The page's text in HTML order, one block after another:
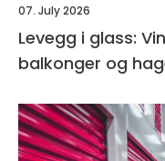
07. July 2026
Levegg i glass:
balkonger og